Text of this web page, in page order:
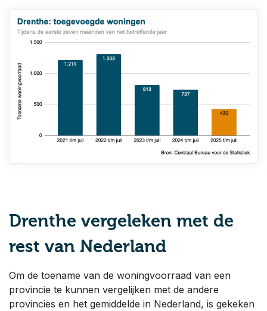
Drenthe vergeleken met de
rest van Nederland
Om de toename van de woningvoorraad van een
provincie te kunnen vergelijken met de andere
provincies en het gemiddelde in Nederland, is gekeken